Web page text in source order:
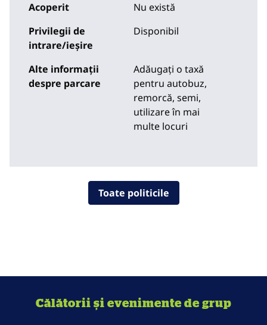
Acoperit
Nu există
Privilegii de
intrare/ieșire
Disponibil
Alte informații
despre parcare
Adăugați o taxă
pentru autobuz,
remorcă, semi,
utilizare în mai
multe locuri
Toate politicile
Călătorii și evenimente de grup